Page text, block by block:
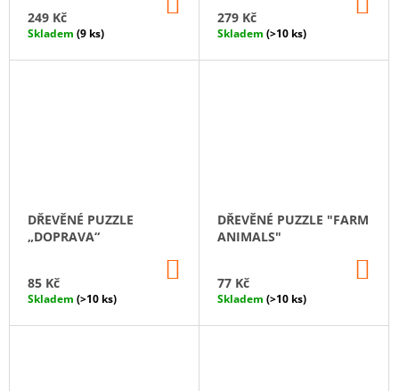
249 Kč KOŠÍKU
Skladem (9 ks)
279 Kč
Skladem (>10 ks)
DŘEVĚNÉ PUZZLE
„DOPRAVA“
85 Kč KOŠÍKU
Skladem (>10 ks)
DŘEVĚNÉ PUZZLE "FARM
ANIMALS"
77 Kč
Skladem (>10 ks)